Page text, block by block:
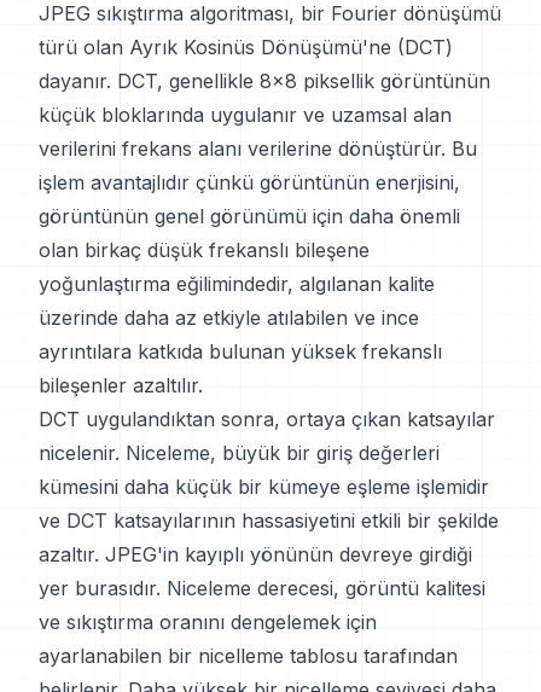
JPEG sıkıştırma algoritması, bir Fourier dönüşümü
türü olan Ayrık Kosinüs Dönüşümü'ne (DCT)
dayanır. DCT, genellikle 8x8 piksellik görüntünün
küçük bloklarında uygulanır ve uzamsal alan
verilerini frekans alanı verilerine dönüştürür. Bu
işlem avantajlıdır çünkü görüntünün enerjisini,
görüntünün genel görünümü için daha önemli
olan birkaç düşük frekanslı bileşene
yoğunlaştırma eğilimindedir, algılanan kalite
üzerinde daha az etkiyle atılabilen ve ince
ayrıntılara katkıda bulunan yüksek frekanslı
bileşenler azaltılır.
DCT uygulandıktan sonra, ortaya çıkan katsayılar
nicelenir. Niceleme, büyük bir giriş değerleri
kümesini daha küçük bir kümeye eşleme işlemidir
ve DCT katsayılarının hassasiyetini etkili bir şekilde
azaltır. JPEG'in kayıplı yönünün devreye girdiği
yer burasıdır. Niceleme derecesi, görüntü kalitesi
ve sıkıştırma oranını dengelemek için
ayarlanabilen bir nicelleme tablosu tarafından